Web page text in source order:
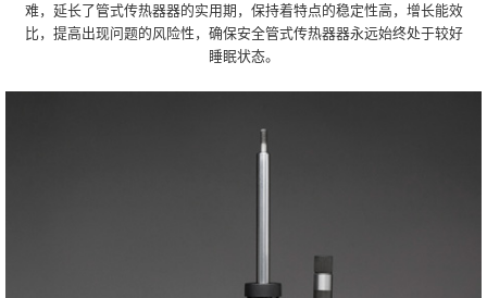
难，延长了管式传热器器的实用期，保持着特点的稳定性高，增长能效
比，提高出现问题的风险性，确保安全管式传热器器永远始终处于较好
睡眠状态。